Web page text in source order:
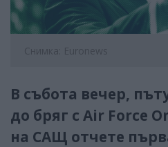
Снимка: Euronews
В събота вечер,
до бряг с Air Force
на САЩ отчете